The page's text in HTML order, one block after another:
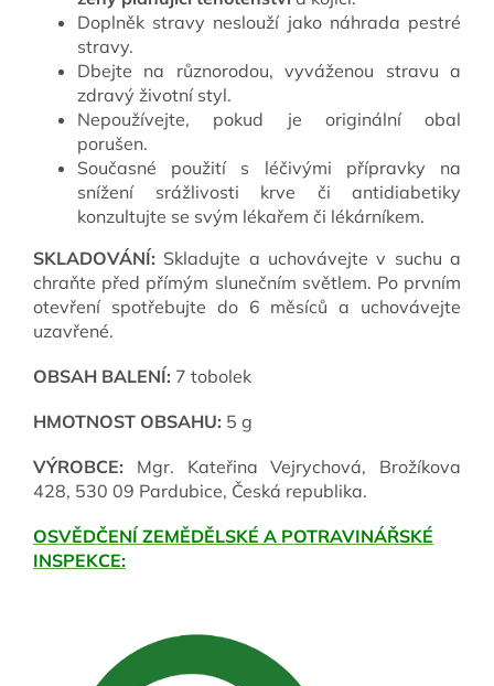
Doplněk stravy neslouží jako náhrada pestré
stravy.
Dbejte na různorodou, vyváženou stravu a
zdravý životní styl.
Nepoužívejte, pokud je originální obal
porušen.
Současné použití s léčivými přípravky na
snížení srážlivosti krve či antidiabetiky
konzultujte se svým lékařem či lékárníkem.
SKLADOVÁNÍ: Skladujte a uchovávejte v suchu a
chraňte před přímým slunečním světlem. Po prvním
otevření spotřebujte do 6 měsíců a uchovávejte
uzavřené.
OBSAH BALENÍ: 7 tobolek
HMOTNOST OBSAHU: 5 g
VÝROBCE: Mgr. Kateřina Vejrychová, Brožíkova
428, 530 09 Pardubice, Česká republika.
OSVĚDČENÍ ZEMĚDĚLSKÉ A POTRAVINÁŘSKÉ
INSPEKCE: